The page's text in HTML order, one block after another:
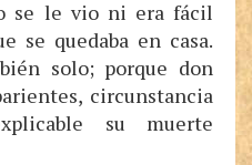
se le vio ni era fácil
se quedaba en casa.
solo; porque don
circunstancia
su muerte